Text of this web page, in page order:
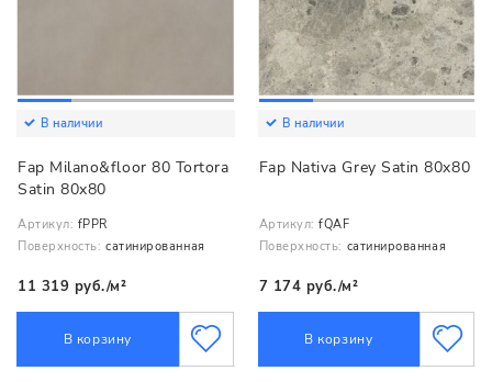
В наличии
Fap Milano&floor 80 Tortora
Satin 80x80
Артикул: fPPR
Поверхность: сатинированная
11 319 руб./м²
В корзину
В наличии
Fap Nativa Grey Satin 80x80
Артикул: fQAF
Поверхность: сатинированная
7 174 руб./м²
В корзину